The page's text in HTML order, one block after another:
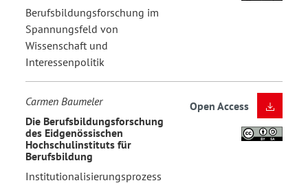
Berufsbildungsforschung im
Spannungsfeld von
Wissenschaft und
Interessenpolitik
Carmen Baumeler
Die Berufsbildungsforschung
des Eidgenössischen
Hochschulinstituts für
Berufsbildung
Institutionalisierungsprozess
Open Access